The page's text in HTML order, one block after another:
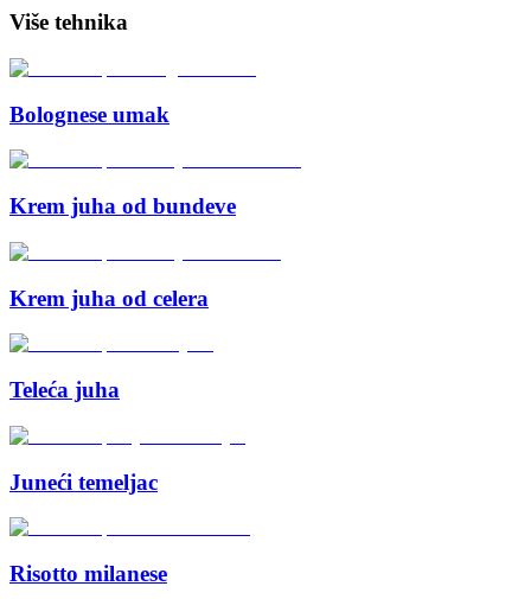
Više tehnika
Bolognese umak
Krem juha od bundeve
Krem juha od celera
Teleća juha
Juneći temeljac
Risotto milanese